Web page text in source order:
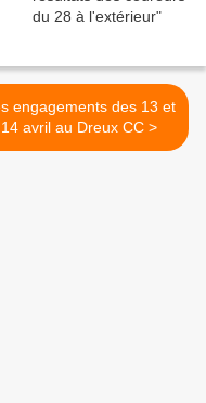
engagements des 13 et
14 avril au Dreux CC >